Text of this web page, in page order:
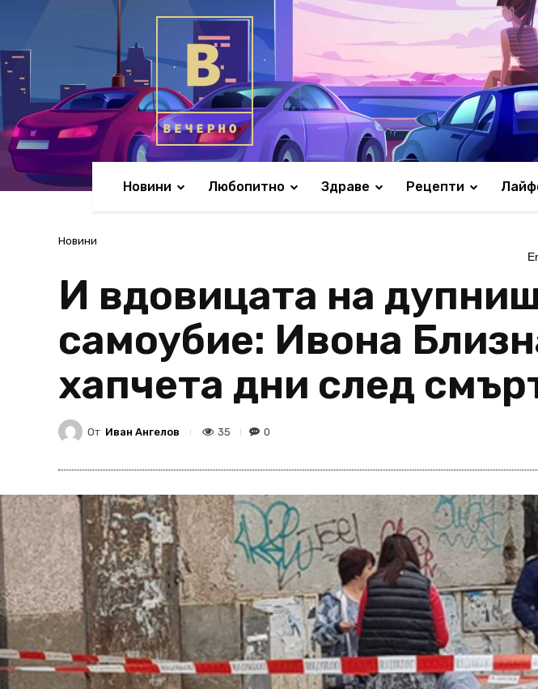
Новини Любопитно Здраве Рецепти
Новини
И вдовицата на
самоубие: Ивона
хапчета дни след
От Иван Ангелов 35 0